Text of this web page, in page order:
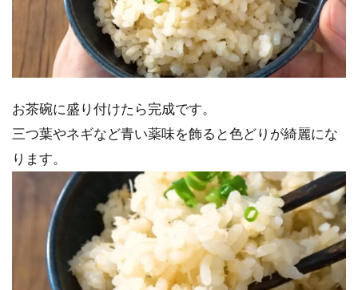
お茶碗に盛り付けたら完成です。
三つ葉やネギなど青い薬味を飾ると色どりが綺麗にな
ります。